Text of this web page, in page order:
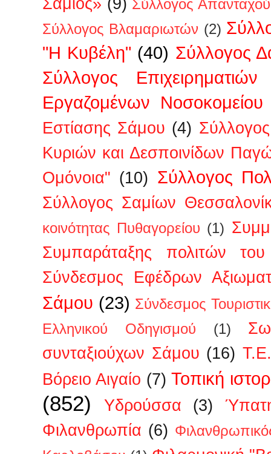
Σύλλογος
Σύλλογος Βλαμαριωτών (2)
"Η Κυβέλη" (40) Σύλλογος
Σύλλογος
Εργαζομένων
Εστίασης Σάμου (4)
Κυριών και Δεσποινίδων
Ομόνοια" (10) Σύλλογος
Σύλλογος Σαμίων
κοινότητας Πυθαγορείου (1)
Συμπαράταξης πολιτών του
Σύνδεσμος Εφέδρων
Σάμου (23) Σύνδεσμος
Ελληνικού Οδηγισμού
(1)
συνταξιούχων Σάμου (16)
Βόρειο Αιγαίο (7) Τοπική
(852) Υδρούσσα (3)
Φιλανθρωπία (6)